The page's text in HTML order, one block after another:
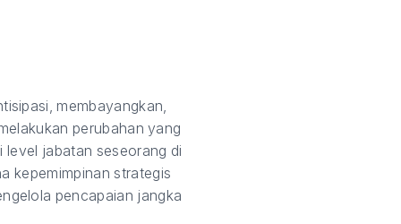
membayangkan,
perubahan yang
level jabatan seseorang di
kepemimpinan strategis
pencapaian jangka